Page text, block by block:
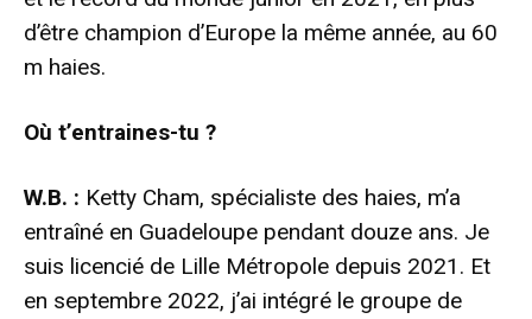
d’être champion d’Europe la même année, au 60
m haies.
Où t’entraines-tu ?
W.B. : Ketty Cham, spécialiste des haies, m’a
entraîné en Guadeloupe pendant douze ans. Je
suis licencié de Lille Métropole depuis 2021. Et
en septembre 2022, j’ai intégré le groupe de